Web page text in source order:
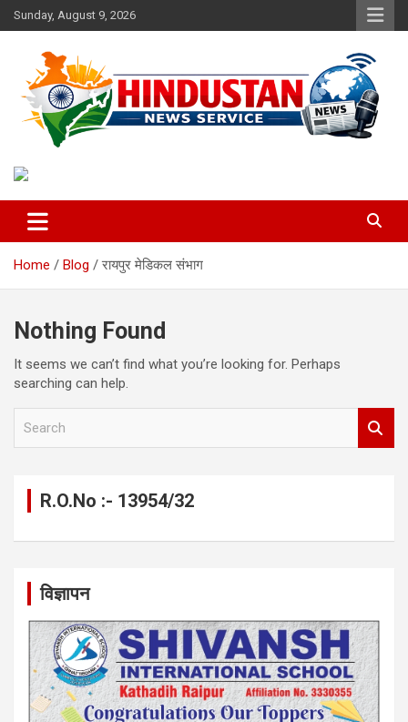
Skip
to
Sunday, August 9, 2026
Hindustan News Service
Home Blog रायपुर मेडिकल संभाग
Nothing Found
It seems we can’t find what you’re looking for. Perhaps
searching can help.
R.O.No :- 13954/32
विज्ञापन